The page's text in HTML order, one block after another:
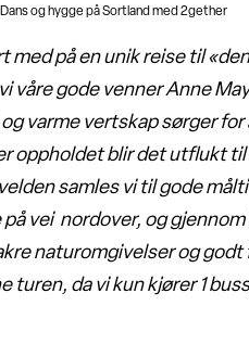
Dans og hygge på Sortland med 2gether
med på en unik reise til
våre gode venner Anne
varme vertskap sørger for
oppholdet blir det utflukt
samles vi til gode
vei nordover, og
naturomgivelser og
turen, da vi kun kjører 1